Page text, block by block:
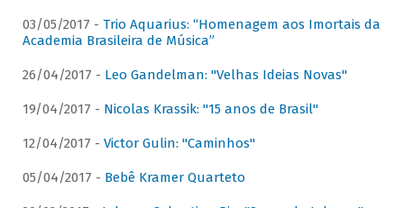
03/05/2017 - Trio Aquarius: “Homenagem aos Imortais da
Academia Brasileira de Música”
26/04/2017 - Leo Gandelman: "Velhas Ideias Novas"
19/04/2017 - Nicolas Krassik: "15 anos de Brasil"
12/04/2017 - Victor Gulin: "Caminhos"
05/04/2017 - Bebê Kramer Quarteto